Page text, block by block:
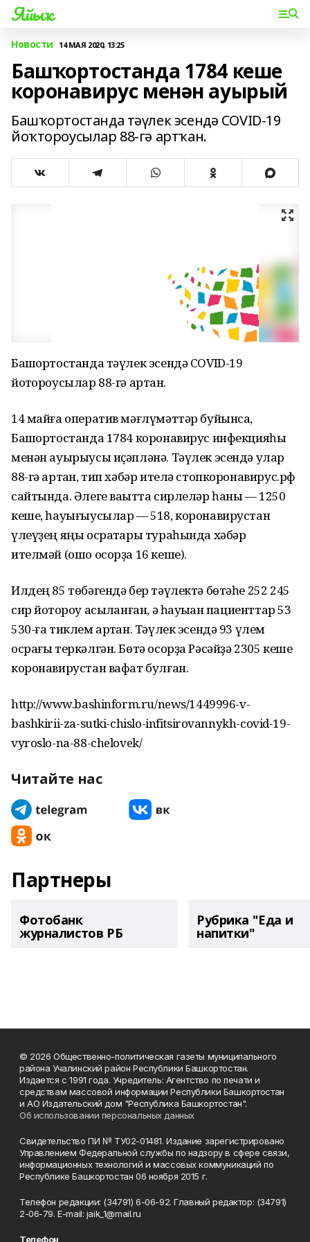
Яйыҡ
Новости 14 МАЯ 2020, 13:25
Башҡортостанда 1784 кеше
коронавирус менән ауырый
Башҡортостанда тәүлек эсендә COVID-19
йоҡтороусылар 88-гә артҡан.
Башҡортостанда тәүлек эсендә COVID-19
йоҡтороусылар 88-гә артҡан.
14 майға оператив мәғлүмәттәр буйынса,
Башҡортостанда 1784 коронавирус инфекцияһы
менән ауырыусы иҫәпләнә. Тәүлек эсендә улар
88-гә артҡан, тип хәбәр ителә стопкоронавирус.рф
сайтында. Әлеге ваҡытта сирлеләр һаны — 1250
кеше, һауығыусылар — 518, коронавирустан
үлеүҙең яңы осраҡтары тураһында хәбәр
ителмәй (ошо осорҙа 16 кеше).
Илдең 85 төбәгендә бер тәүлектә бөтәһе 252 245
сир йоҡтороу асыҡланған, ә һауыҡҡан пациенттар 53
530-ға тиклем артҡан. Тәүлек эсендә 93 үлем
осрағы теркәлгән. Бөтә осорҙа Рәсәйҙә 2305 кеше
коронавирустан вафат булған.
http://www.bashinform.ru/news/1449996-v-
bashkirii-za-sutki-chislo-infitsirovannykh-covid-19-
vyroslo-na-88-chelovek/
Читайте нас
Партнеры
Фотобанк
журналистов РБ
Рубрика "Еда и
напитки"
© 2026 Общественно-политическая газеты муниципального
района Учалинский район Республики Башкортостан.
Издается с 1991 года. Учредитель: Агентство по печати и
средствам массовой информации Республики Башкортостан
и АО Издательский дом "Республика Башкортостан".
Об использовании персональных данных
Свидетельство ПИ № ТУ02-01481. Издание зарегистрировано
Управлением Федеральной службы по надзору в сфере связи,
информационных технологий и массовых коммуникаций по
Республике Башкортостан 06 ноября 2015 г.
Телефон редакции: (34791) 6-06-92. Главный редактор: (34791)
2-06-79. Е-mаil: jaik_1@mail.ru
Телефон